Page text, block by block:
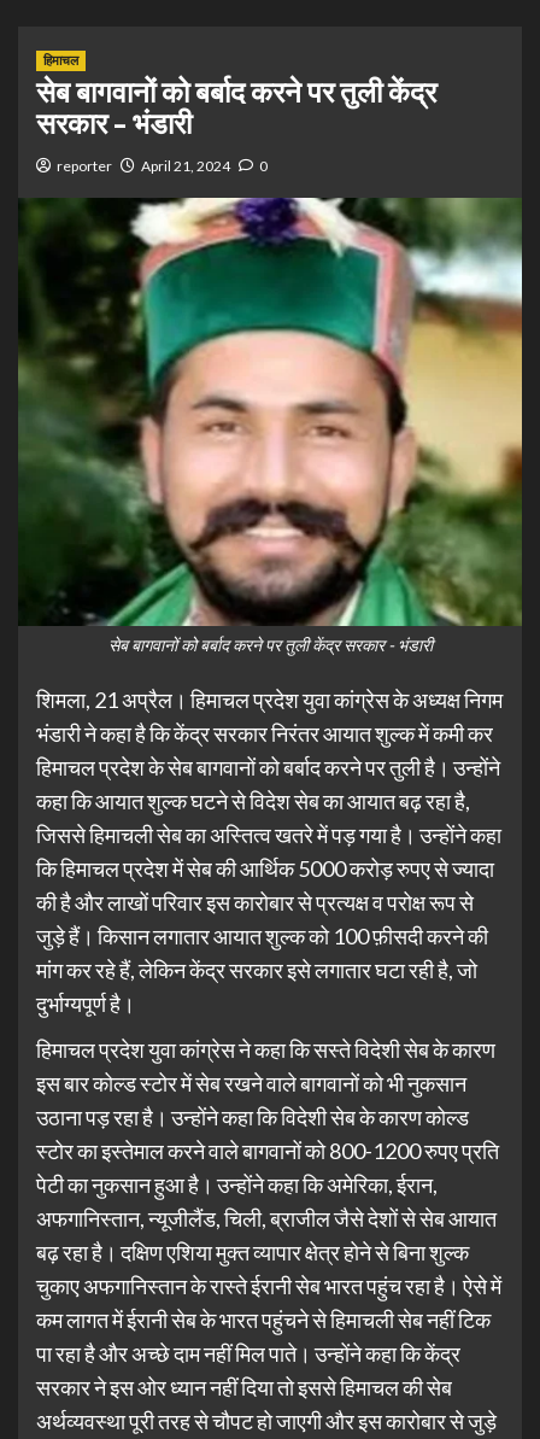
हिमाचल
सेब बागवानों को बर्बाद करने पर तुली केंद्र
सरकार – भंडारी
reporter April 21, 2024 0
सेब बागवानों को बर्बाद करने पर तुली केंद्र सरकार - भंडारी
शिमला, 21 अप्रैल। हिमाचल प्रदेश युवा कांग्रेस के अध्यक्ष निगम
भंडारी ने कहा है कि केंद्र सरकार निरंतर आयात शुल्क में कमी कर
हिमाचल प्रदेश के सेब बागवानों को बर्बाद करने पर तुली है। उन्होंने
कहा कि आयात शुल्क घटने से विदेश सेब का आयात बढ़ रहा है,
जिससे हिमाचली सेब का अस्तित्व खतरे में पड़ गया है। उन्होंने कहा
कि हिमाचल प्रदेश में सेब की आर्थिक 5000 करोड़ रुपए से ज्यादा
की है और लाखों परिवार इस कारोबार से प्रत्यक्ष व परोक्ष रूप से
जुड़े हैं। किसान लगातार आयात शुल्क को 100 फ़ीसदी करने की
मांग कर रहे हैं, लेकिन केंद्र सरकार इसे लगातार घटा रही है, जो
दुर्भाग्यपूर्ण है।
हिमाचल प्रदेश युवा कांग्रेस ने कहा कि सस्ते विदेशी सेब के कारण
इस बार कोल्ड स्टोर में सेब रखने वाले बागवानों को भी नुकसान
उठाना पड़ रहा है। उन्होंने कहा कि विदेशी सेब के कारण कोल्ड
स्टोर का इस्तेमाल करने वाले बागवानों को 800-1200 रुपए प्रति
पेटी का नुकसान हुआ है। उन्होंने कहा कि अमेरिका, ईरान,
अफगानिस्तान, न्यूजीलैंड, चिली, ब्राजील जैसे देशों से सेब आयात
बढ़ रहा है। दक्षिण एशिया मुक्त व्यापार क्षेत्र होने से बिना शुल्क
चुकाए अफगानिस्तान के रास्ते ईरानी सेब भारत पहुंच रहा है। ऐसे में
कम लागत में ईरानी सेब के भारत पहुंचने से हिमाचली सेब नहीं टिक
पा रहा है और अच्छे दाम नहीं मिल पाते। उन्होंने कहा कि केंद्र
सरकार ने इस ओर ध्यान नहीं दिया तो इससे हिमाचल की सेब
अर्थव्यवस्था पूरी तरह से चौपट हो जाएगी और इस कारोबार से जुड़े